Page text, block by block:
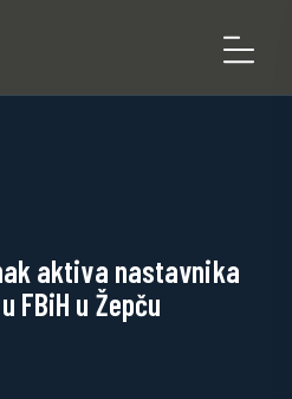
aktiva nastavnika
FBiH u Žepču